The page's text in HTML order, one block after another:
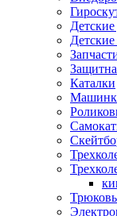
Каталки